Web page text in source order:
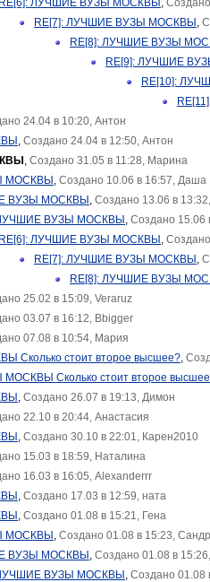
RE[6]: ЛУЧШИЕ ВУЗЫ МОСКВЫ ,
RE[7]: ЛУЧШИЕ ВУЗЫ МОСКВЫ ,
RE[8]: ЛУЧШИЕ ВУЗЫ
RE[9]: ЛУЧШИЕ
RE[10]:
24.04 в 10:20, Антон
, Создано 24.04 в 12:50, Антон
, Создано 31.05 в 11:28, Марина
МОСКВЫ , Создано 10.06 в 16:57, Даша
ВУЗЫ МОСКВЫ , Создано 13.06 в
ЛУЧШИЕ ВУЗЫ МОСКВЫ , Создано 15.06
RE[6]: ЛУЧШИЕ ВУЗЫ МОСКВЫ ,
RE[7]: ЛУЧШИЕ ВУЗЫ МОСКВЫ ,
RE[8]: ЛУЧШИЕ ВУЗЫ
25.02 в 15:09, Veraruz
03.07 в 16:12, Bbigger
07.08 в 10:54, Мария
Сколько стоит второе высшее?,
Сколько стоит второе
, Создано 26.07 в 19:13, Димон
22.10 в 20:44, Анастасия
, Создано 30.10 в 22:01, Карен2010
15.03 в 18:59, Наталина
16.03 в 16:05, Alexanderrr
, Создано 17.03 в 12:59, ната
, Создано 01.08 в 15:21, Гена
МОСКВЫ , Создано 01.08 в 15:23, Сандр
ВУЗЫ МОСКВЫ , Создано 01.08 в
ЛУЧШИЕ ВУЗЫ МОСКВЫ , Создано 01.08